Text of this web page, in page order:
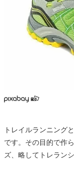
トレイルランニング
です。その目的で作
ズ、略してトレラン